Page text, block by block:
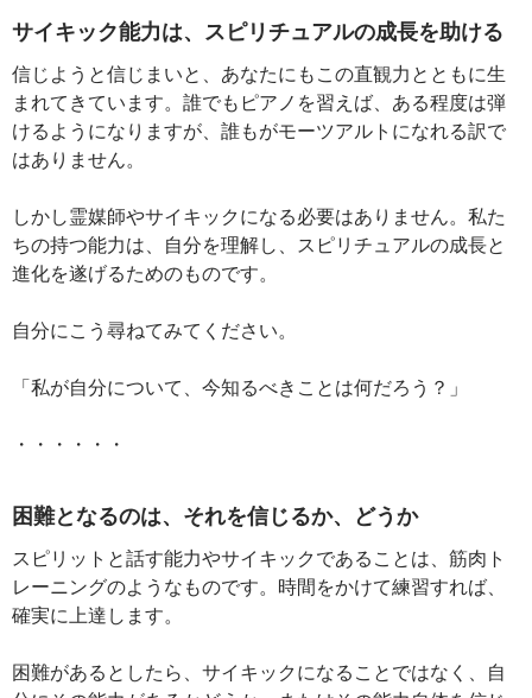
サイキック能力は、スピリチュアルの成長を助ける
信じようと信じまいと、あなたにもこの直観力とともに生
まれてきています。誰でもピアノを習えば、ある程度は弾
けるようになりますが、誰もがモーツアルトになれる訳で
はありません。
しかし霊媒師やサイキックになる必要はありません。私た
ちの持つ能力は、自分を理解し、スピリチュアルの成長と
進化を遂げるためのものです。
自分にこう尋ねてみてください。
「私が自分について、今知るべきことは何だろう？」
・・・・・・
困難となるのは、それを信じるか、どうか
スピリットと話す能力やサイキックであることは、筋肉ト
レーニングのようなものです。時間をかけて練習すれば、
確実に上達します。
困難があるとしたら、サイキックになることではなく、自